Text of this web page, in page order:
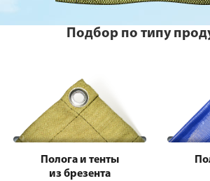
Подбор по типу
Полога и тенты
из брезента